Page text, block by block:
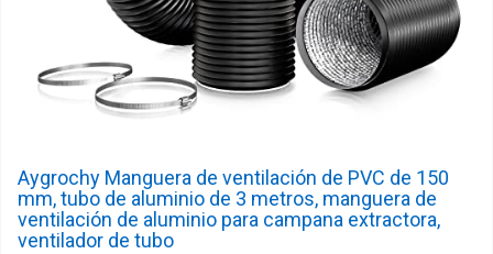
Aygrochy Manguera de ventilación de PVC de 150
mm, tubo de aluminio de 3 metros, manguera de
ventilación de aluminio para campana extractora,
ventilador de tubo